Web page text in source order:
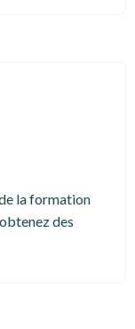
la formation
des